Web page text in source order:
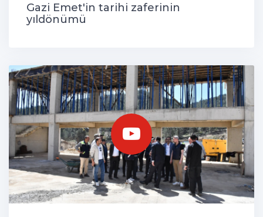
Gazi Emet'in tarihi zaferinin
yıldönümü